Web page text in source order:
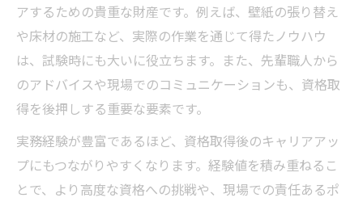
アするための貴重な財産です。例えば、壁紙の張り替え
や床材の施工など、実際の作業を通じて得たノウハウ
は、試験時にも大いに役立ちます。また、先輩職人から
のアドバイスや現場でのコミュニケーションも、資格取
得を後押しする重要な要素です。
実務経験が豊富であるほど、資格取得後のキャリアアッ
プにもつながりやすくなります。経験値を積み重ねるこ
とで、より高度な資格への挑戦や、現場での責任あるポ